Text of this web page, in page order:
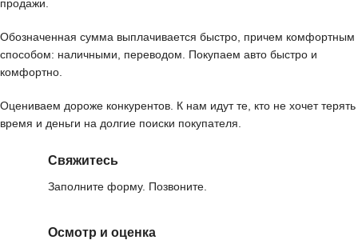
продажи.
Обозначенная сумма выплачивается быстро, причем комфортным
способом: наличными, переводом. Покупаем авто быстро и
комфортно.
Оцениваем дороже конкурентов. К нам идут те, кто не хочет терять
время и деньги на долгие поиски покупателя.
Свяжитесь
Заполните форму. Позвоните.
Осмотр и оценка